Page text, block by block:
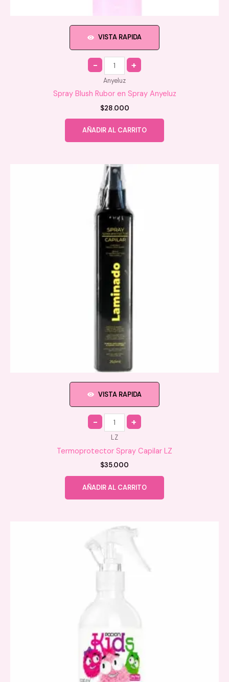
VISTA RAPIDA
Quantity
Anyeluz
Spray Blush Rubor en Spray Anyeluz
$28.000
AÑADIR AL CARRITO
VISTA RAPIDA
Quantity
LZ
Termoprotector Spray Capilar LZ
$35.000
AÑADIR AL CARRITO